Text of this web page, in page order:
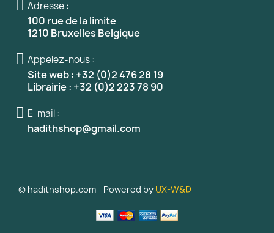
Adresse :
100 rue de la limite
1210 Bruxelles Belgique
Appelez-nous :
Site web : +32 (0)2 476 28 19
Librairie : +32 (0)2 223 78 90
E-mail :
hadithshop@gmail.com
© hadithshop.com - Powered by UX-W&D